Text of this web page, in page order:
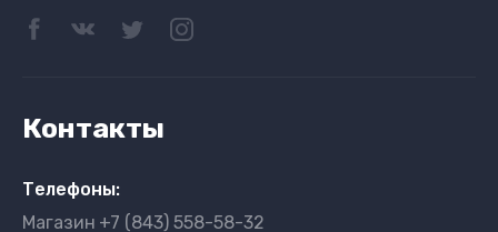
Контакты
Телефоны:
Магазин +7 (843) 558-58-32